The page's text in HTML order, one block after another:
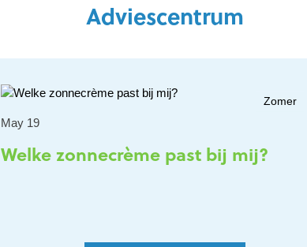
Adviescentrum
Zomer
May 19
Welke zonnecrème past bij mij?